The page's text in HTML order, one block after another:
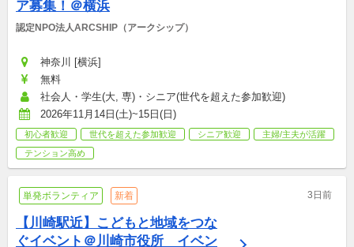
ア募集！＠横浜
認定NPO法人ARCSHIP（アークシップ）
神奈川 [横浜]
無料
社会人・学生(大, 専)・シニア(世代を超えた参加歓迎)
2026年11月14日(土)~15日(日)
初心者歓迎 世代を超えた参加歓迎 シニア歓迎
主婦/主夫が活躍
テンション高め
単発ボランティア 新着 3日前
【川崎駅近】こどもと地域をつな
ぐイベント＠川崎市役所　イベン